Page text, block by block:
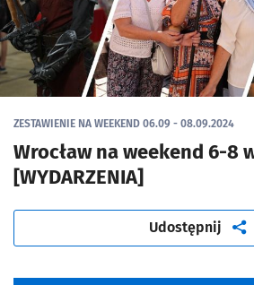
ZESTAWIENIE NA WEEKEND 06.09 - 08.09.2024
Wrocław na weekend 6-8
[WYDARZENIA]
Udostępnij